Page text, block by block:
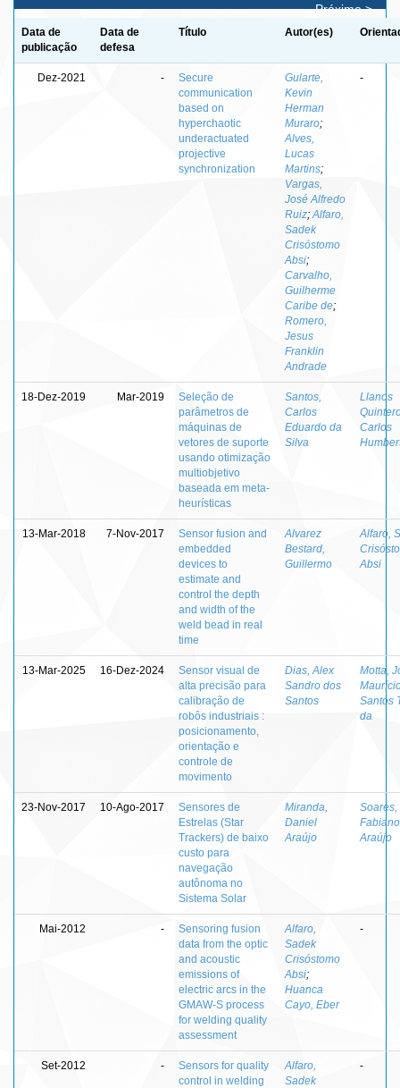
Próximo >
Data de
publicação
Data de
defesa
Título Autor(es)
Dez-2021 -
Secure
communication
based on
hyperchaotic
underactuated
projective
synchronization
Gularte,
Kevin
Herman
Muraro;
Alves,
Lucas
Martins;
Vargas,
José Alfredo
Ruiz; Alfaro,
Sadek
Crisóstomo
Absi;
Carvalho,
Guilherme
Caribe de;
Romero,
Jesus
Franklin
Andrade
-
18-Dez-2019 Mar-2019
Seleção de
parâmetros de
máquinas de
vetores de suporte
usando otimização
multiobjetivo
baseada em meta-
heurísticas
Santos,
Carlos
Eduardo da
Silva
Llanos
Carlos
13-Mar-2018 7-Nov-2017
Sensor fusion and
embedded
devices to
estimate and
control the depth
and width of the
weld bead in real
time
Alvarez
Bestard,
Guillermo
Alfaro,
Absi
13-Mar-2025 16-Dez-2024
Sensor visual de
alta precisão para
calibração de
robôs industriais :
posicionamento,
orientação e
controle de
movimento
Dias, Alex
Sandro dos
Santos
Motta,
Santos
da
23-Nov-2017 10-Ago-2017
Sensores de
Estrelas (Star
Trackers) de baixo
custo para
navegação
autônoma no
Sistema Solar
Miranda,
Daniel
Araújo
Soares,
Fabiano
Araújo
Mai-2012 -
Sensoring fusion
data from the optic
and acoustic
emissions of
electric arcs in the
GMAW-S process
for welding quality
assessment
Alfaro,
Sadek
Crisóstomo
Absi;
Huanca
Cayo, Eber
-
Set-2012 -
Sensors for quality
control in welding
Alfaro,
Sadek
-